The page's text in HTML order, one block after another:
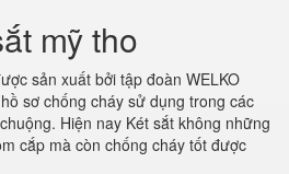
mỹ tho
sản xuất bởi tập đoàn WELKO
sơ chống cháy sử dụng trong các
Hiện nay Két sắt không những
cắp mà còn chống cháy tốt được